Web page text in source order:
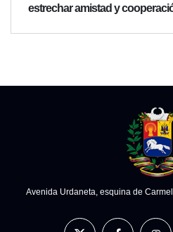
estrechar amistad y
Avenida Urdaneta, esquina de